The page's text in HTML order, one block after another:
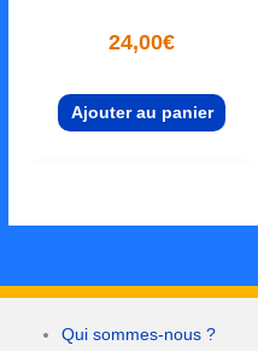
24,00€
Ajouter au panier
Qui sommes-nous ?